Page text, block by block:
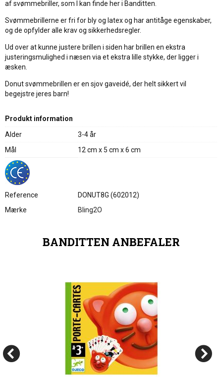
af svømmebriller, som I kan finde her i Banditten.
Svømmebrillerne er fri for bly og latex og har antitåge egenskaber,
og de opfylder alle krav og sikkerhedsregler.
Ud over at kunne justere brillen i siden har brillen en ekstra
justeringsmulighed i næsen via et ekstra lille stykke, der ligger i
æsken.
Donut svømmebrillen er en sjov gaveidé, der helt sikkert vil
begejstre jeres barn!
Produkt information
Alder
3-4 år
Mål
12 cm x 5 cm x 6 cm
Reference
DONUT8G (602012)
Mærke
Bling2O
BANDITTEN ANBEFALER